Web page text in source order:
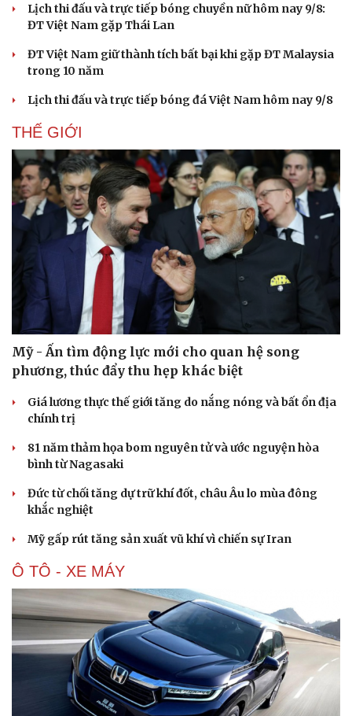
Lịch thi đấu và trực tiếp bóng chuyền nữ hôm nay 9/8:
ĐT Việt Nam gặp Thái Lan
ĐT Việt Nam giữ thành tích bất bại khi gặp ĐT Malaysia
trong 10 năm
Lịch thi đấu và trực tiếp bóng đá Việt Nam hôm nay 9/8
THẾ GIỚI
Mỹ - Ấn tìm động lực mới cho quan hệ song
phương, thúc đẩy thu hẹp khác biệt
Giá lương thực thế giới tăng do nắng nóng và bất ổn địa
chính trị
81 năm thảm họa bom nguyên tử và ước nguyện hòa
bình từ Nagasaki
Đức từ chối tăng dự trữ khí đốt, châu Âu lo mùa đông
khắc nghiệt
Mỹ gấp rút tăng sản xuất vũ khí vì chiến sự Iran
Ô TÔ - XE MÁY